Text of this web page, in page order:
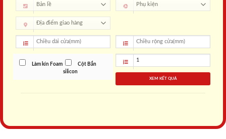
Làm kín Foam
Cột Bắn
silicon
XEM KẾT QUẢ